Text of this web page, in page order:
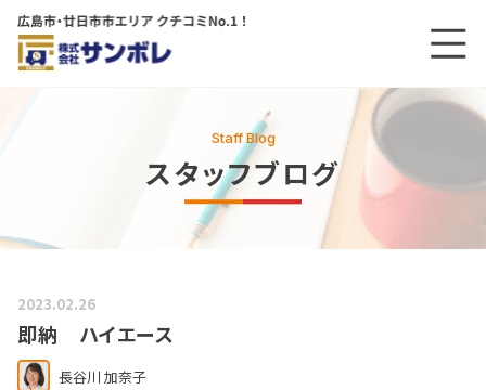
メニ
Staff Blog
スタッフブログ
2023.02.26
即納 ハイエース
長谷川 加奈子